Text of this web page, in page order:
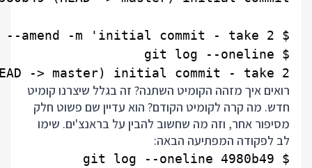
-> master) initial commit - take 2
רואים איך מזהה הקומיט השתנה? זה בגלל שיצרנו קומיט
חדש. מה קרה לקומיט הקודם? הוא עדיין שם פשוט חלק
מסיפור אחר, וזה מה שחשוב להבין על בראנצ'ים. שימו
לב לפקודה המפתיעה הבאה: